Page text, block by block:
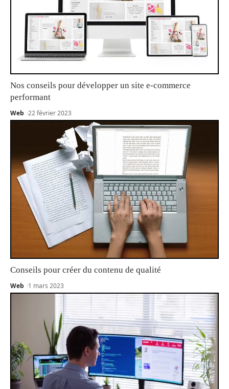
Nos conseils pour développer un site e-commerce
performant
Web 22 février 2023
Conseils pour créer du contenu de qualité
Web 1 mars 2023